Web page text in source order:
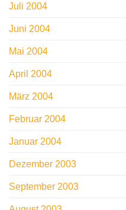
Juli 2004
Juni 2004
Mai 2004
April 2004
März 2004
Februar 2004
Januar 2004
Dezember 2003
September 2003